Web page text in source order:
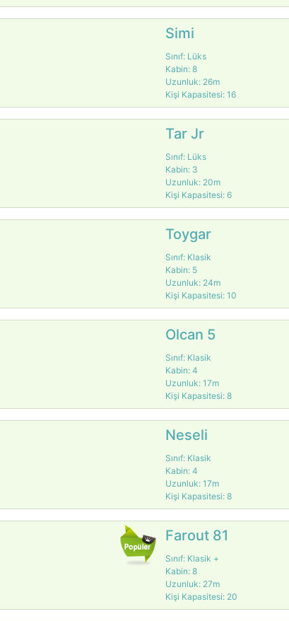
Simi
Sınıf: Lüks
Kabin: 8
Uzunluk: 26m
Kişi Kapasitesi: 16
Tar Jr
Sınıf: Lüks
Kabin: 3
Uzunluk: 20m
Kişi Kapasitesi: 6
Toygar
Sınıf: Klasik
Kabin: 5
Uzunluk: 24m
Kişi Kapasitesi: 10
Olcan 5
Sınıf: Klasik
Kabin: 4
Uzunluk: 17m
Kişi Kapasitesi: 8
Neseli
Sınıf: Klasik
Kabin: 4
Uzunluk: 17m
Kişi Kapasitesi: 8
Farout 81
Sınıf: Klasik +
Kabin: 8
Uzunluk: 27m
Kişi Kapasitesi: 20